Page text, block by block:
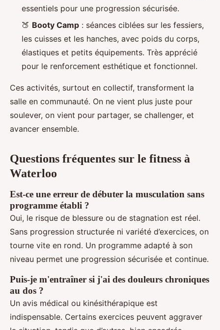
essentiels pour une progression sécurisée.
🍑 Booty Camp : séances ciblées sur les fessiers,
les cuisses et les hanches, avec poids du corps,
élastiques et petits équipements. Très apprécié
pour le renforcement esthétique et fonctionnel.
Ces activités, surtout en collectif, transforment la
salle en communauté. On ne vient plus juste pour
soulever, on vient pour partager, se challenger, et
avancer ensemble.
Questions fréquentes sur le fitness à
Waterloo
Est-ce une erreur de débuter la musculation sans
programme établi ?
Oui, le risque de blessure ou de stagnation est réel.
Sans progression structurée ni variété d’exercices, on
tourne vite en rond. Un programme adapté à son
niveau permet une progression sécurisée et continue.
Puis-je m'entraîner si j'ai des douleurs chroniques
au dos ?
Un avis médical ou kinésithérapique est
indispensable. Certains exercices peuvent aggraver